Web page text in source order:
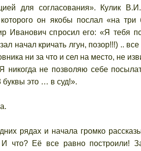
для согласования». Кулик
он якобы послал «на
Иванович спросил его: «Я тебя
начал кричать лгун, позор!!!) ..
ни за что и сел на место, не
не позволяю себе
буквы это … в суд!».
рядах и начала громко
что? Её все равно построили!